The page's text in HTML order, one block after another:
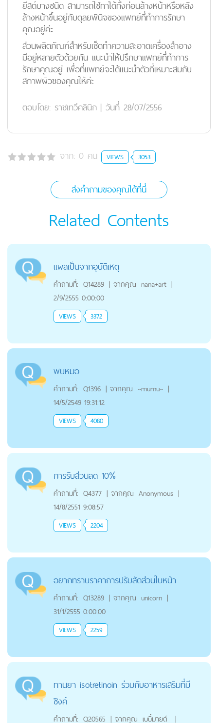
ยีสต์บางชนิด สามารถใช้ทาได้ทั้งก่อนล้างหน้าหรือหลัง
ล้างหน้าขึ้นอยู่กับดุลยพินิจของแพทย์ที่ทำการรักษา
คุณอยู่ค่ะ
ส่วนผลิตภัณฑ์สำหรับเช็ดทำความสะอาดเครื่องสำอาง
มีอยู่หลายตัวด้วยกัน แนะนำให้ปรึกษาแพทย์ที่ทำการ
รักษาคุณอยู่ เพื่อที่แพทย์จะได้แนะนำตัวที่เหมาะสมกับ
สภาพผิวของคุณให้ค่ะ
ตอบโดย: ราชเทวีคลินิก | วันที่ 28/07/2556
จาก: 0 คน VIEWS 3053
ส่งคำถามของคุณได้ที่นี่
Related Contents
แผลเป็นจากอุบัติเหตุ
คำถามที่: Q14289 | จากคุณ nana+art |
2/9/2555 0:00:00
VIEWS 3372
พบหมอ
คำถามที่: Q1396 | จากคุณ ~mumu~ |
14/5/2549 19:31:12
VIEWS 4080
การรับส่วนลด 10%
คำถามที่: Q4377 | จากคุณ Anonymous |
14/8/2551 9:08:57
VIEWS 2204
อยากทราบราคาการปรับสัดส่วนใบหน้า
คำถามที่: Q13289 | จากคุณ unicorn |
31/1/2555 0:00:00
VIEWS 2259
ทานยา isotretinoin ร่วมกับอาหารเสริมที่มี
ซิงค์
คำถามที่: Q20565 | จากคุณ เบบี้มายด์ |